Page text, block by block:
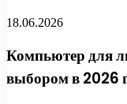
18.06.2026
Компьютер для
выбором в 2026